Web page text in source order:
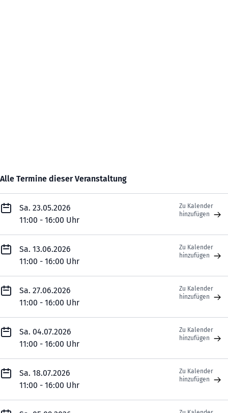
Alle Termine dieser Veranstaltung
Sa. 23.05.2026
11:00 - 16:00 Uhr
Zu Kalender
hinzufügen
Sa. 13.06.2026
11:00 - 16:00 Uhr
Zu Kalender
hinzufügen
Sa. 27.06.2026
11:00 - 16:00 Uhr
Zu Kalender
hinzufügen
Sa. 04.07.2026
11:00 - 16:00 Uhr
Zu Kalender
hinzufügen
Sa. 18.07.2026
11:00 - 16:00 Uhr
Zu Kalender
hinzufügen